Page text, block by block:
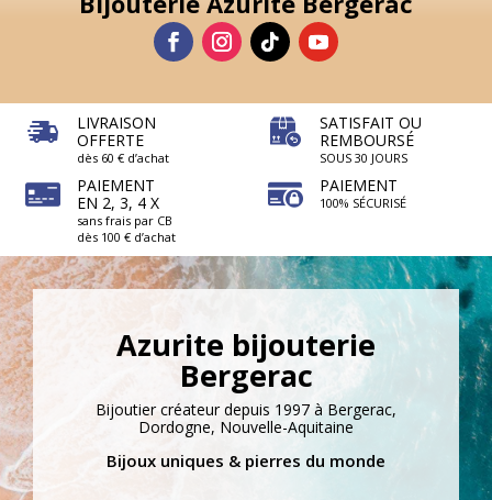
LIVRAISON
OFFERTE
dès 60 € d’achat
PAIEMENT
EN 2, 3, 4 X
sans frais par CB
dès 100 € d’achat
SATISFAIT OU
REMBOURSÉ
SOUS 30 JOURS
PAIEMENT
100% SÉCURISÉ
Azurite bijouterie
Bergerac
Bijoutier créateur depuis 1997 à Bergerac,
Dordogne, Nouvelle-Aquitaine
Bijoux uniques & pierres du monde